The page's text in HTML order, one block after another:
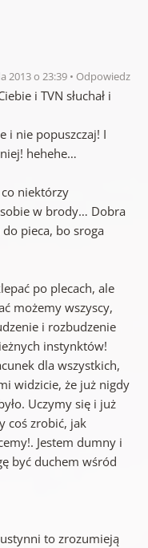
2013 o 23:39 Odpowiedz
i TVN słuchał i
i nie popuszczaj! I
hehehe…
niektórzy
w brody… Dobra
pieca, bo sroga
po plecach, ale
możemy wszyscy,
i rozbudzenie
instynktów!
dla wszystkich,
widzicie, że już nigdy
Uczymy się i już
coś zrobić, jak
Jestem dumny i
być duchem wśród
to zrozumieją